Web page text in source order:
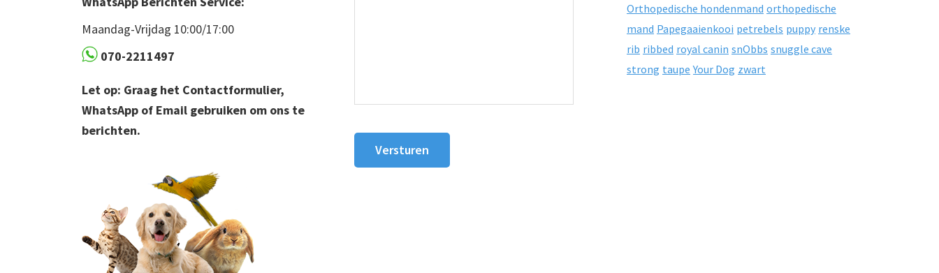
Maandag-Vrijdag 10:00/17:00
070-2211497
Let op: Graag het Contactformulier,
WhatsApp of Email gebruiken om ons te
berichten.
Orthopedische hondenmand orthopedische
mand Papegaaienkooi petrebels puppy renske
rib ribbed royal canin snObbs snuggle cave
strong taupe Your Dog zwart